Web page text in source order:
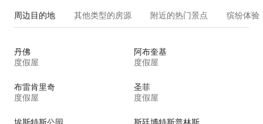
周边目的地 其他类型的房源 附近的热门景点 缤纷体验
丹佛
度假屋
阿布奎基
度假屋
布雷肯里奇
度假屋
圣菲
度假屋